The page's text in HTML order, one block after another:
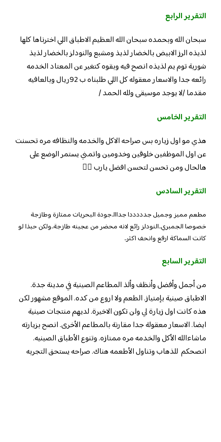
التقرير الرابع
سبحان الله وبحمده سبحان الله العظيم الاطباق اللي اخترناها كلها
لذيذه الرز الابيض بالخضار لذيذ ومشبع والنودلز بالخضار لذيذ
شوربة توم يم لذيذه انصح فيه وبقوه كتغير عن المعتاد الخدمه
رائعه جدا والاسعار معقوله كل اللي طلبناه ب 92ريال وبالعافيه
مقدما /لا يوجد موسيقى ولله الحمد /
التقرير الخامس
هذي مو اول زياره بس صراحه الاكل والخدمه والنظافه مره تحسنت
عن اول الموظفين خلوقين وخدومين واتمني يستمر الوضع على
هالحال ومن تحسن لتحسن افضل يارب 👍🏼
التقرير السادس
مطعم مميز وجميل جدددددا جدااا..جودة البحريات ممتازة وطازجة
خصوصا الجمبري..النودلز رائع لانه محضر من عجينه طازجة..ولكن حبذا لو
كانت السماكة ارفع وانحف اكثر..
التقرير السابع
من أجمل وأفضل وأنظف وألذ المطاعم الصينية في مدينة جدة.
الاطباق صينية بإمتياز. الطعم ولا اروع من كده. الموقع مشهور لكن
هذه كانت اول زيارة لي ولن تكون الاخيرة. لديهم منتجات صينية
ايضا. الاسعار معقولة جدا مقارنة بالمطاعم الأخرى. انصح بزيارته
ماشاءالله الأكل والخدمه مره ممتازه. وتنوع الأطباق الصينيه.
انصحكم للذهاب وتناول الأطعمه هناك. صراحه يستحق التجربه